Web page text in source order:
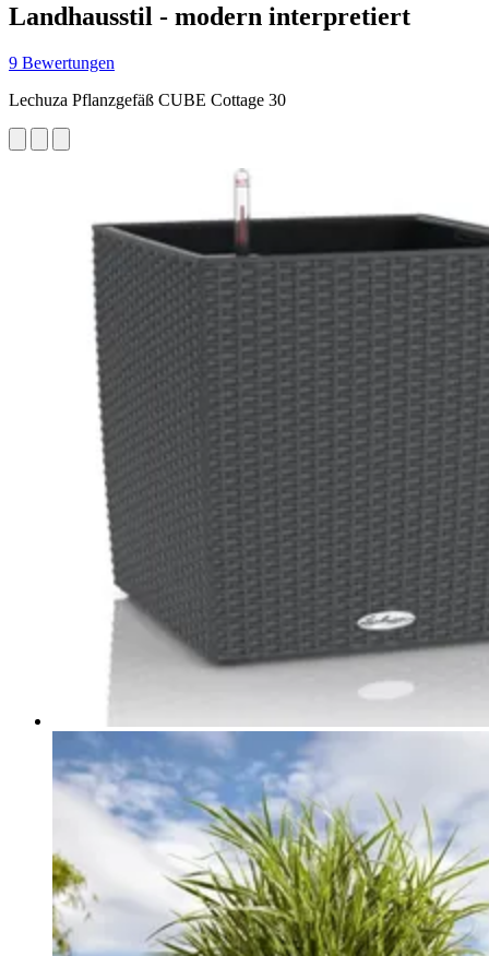
Landhausstil - modern interpretiert
9 Bewertungen
Lechuza Pflanzgefäß CUBE Cottage 30